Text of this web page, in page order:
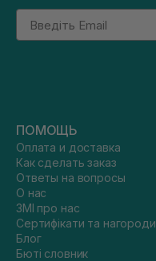
Email
ПОМОЩЬ
Оплата и доставка
Как сделать заказ
Ответы на вопросы
О нас
ЗМІ про нас
Сертифікати та нагороди
Блог
Бюті словник